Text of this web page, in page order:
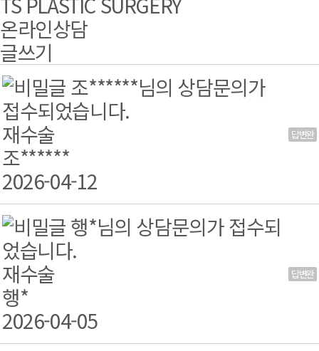
온라인상담
글쓰기
조******님의 상담문의가
접수되었습니다.
재수술
조******
2026-04-12
답변완
행*님의 상담문의가 접수되
었습니다.
재수술
행*
2026-04-05
답변완